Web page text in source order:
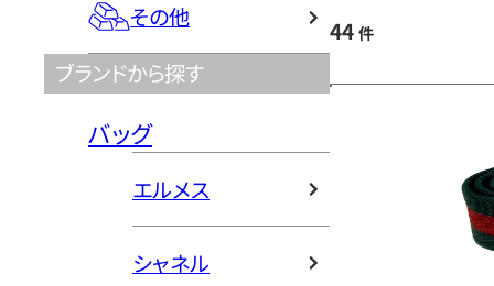
その他
ブランドから探す
バッグ
エルメス
シャネル
44 件